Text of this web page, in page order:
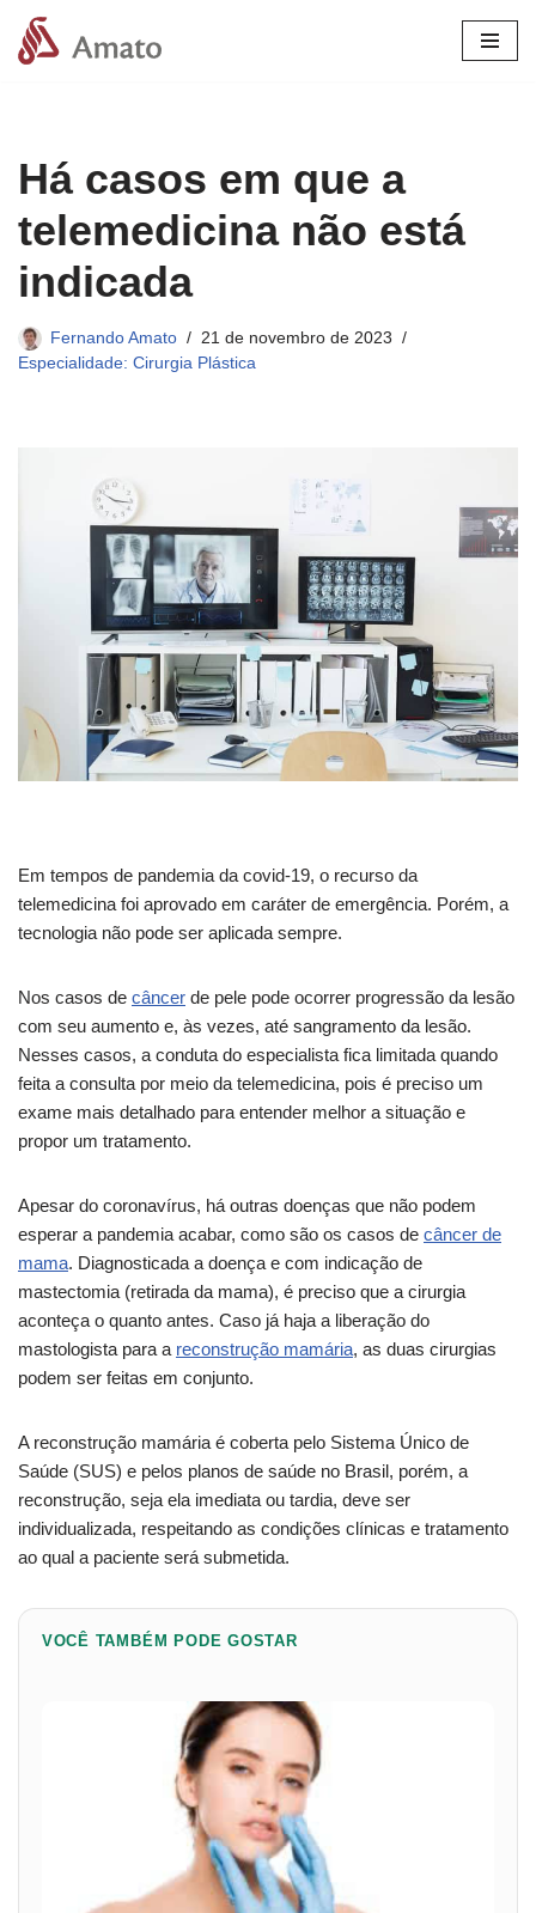
Pular
Há casos em que a
telemedicina não está
indicada
Fernando Amato
21 de novembro de 2023
Especialidade: Cirurgia Plástica
Em tempos de pandemia da covid-19, o recurso da
telemedicina foi aprovado em caráter de emergência. Porém, a
tecnologia não pode ser aplicada sempre.
Nos casos de câncer de pele pode ocorrer progressão da lesão
com seu aumento e, às vezes, até sangramento da lesão.
Nesses casos, a conduta do especialista fica limitada quando
feita a consulta por meio da telemedicina, pois é preciso um
exame mais detalhado para entender melhor a situação e
propor um tratamento.
Apesar do coronavírus, há outras doenças que não podem
esperar a pandemia acabar, como são os casos de câncer de
mama. Diagnosticada a doença e com indicação de
mastectomia (retirada da mama), é preciso que a cirurgia
aconteça o quanto antes. Caso já haja a liberação do
mastologista para a reconstrução mamária, as duas cirurgias
podem ser feitas em conjunto.
A reconstrução mamária é coberta pelo Sistema Único de
Saúde (SUS) e pelos planos de saúde no Brasil, porém, a
reconstrução, seja ela imediata ou tardia, deve ser
individualizada, respeitando as condições clínicas e tratamento
ao qual a paciente será submetida.
VOCÊ TAMBÉM PODE GOSTAR